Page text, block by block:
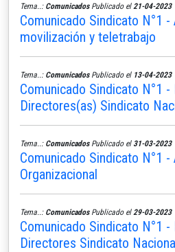
Tema..: ComunicadosPublicado el 21-04-2023
Comunicado Sindicato N°1
movilización y teletrabajo
Tema..: ComunicadosPublicado el 13-04-2023
Comunicado Sindicato N°1 -
Directores(as) Sindicato
Tema..: ComunicadosPublicado el 31-03-2023
Comunicado Sindicato N°1 -
Organizacional
Tema..: ComunicadosPublicado el 29-03-2023
Comunicado Sindicato N°1 -
Directores Sindicato